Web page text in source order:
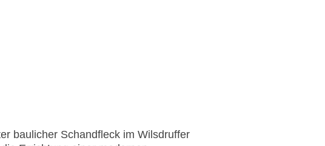
baulicher Schandfleck im Wilsdruffer